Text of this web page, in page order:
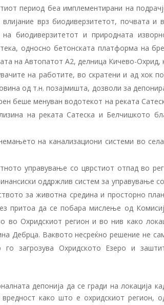
период беа имплементирани на
врз биодиверзитетот, почвата и
биодиверзитетот и природната
односно бетонската платформа на
на Автопатот А2, делница Кичево-Охрид,
на работите, во скратени и ад хок
од т.н. позајмишта, дозволи за
беше менуван водотекот на реката
на реката Сатеска и Белчишкото
на канализациони системи во
управување со цврстиот отпад во
оддржлив систем за управување
за животна средина и просторно
притоа да се побара мислење од
во Охридскиот регион и во нив како
Дебрца. Ваквото несреќно решение не
загрозува Охридското Езеро и
депонија да се гради на локација
како што е охридскиот регион,